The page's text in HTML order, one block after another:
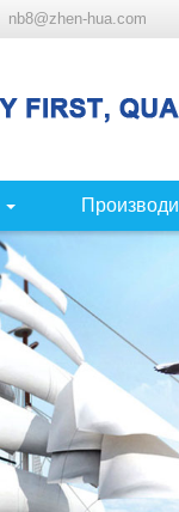
nb8@zhen-hua.com
Производи